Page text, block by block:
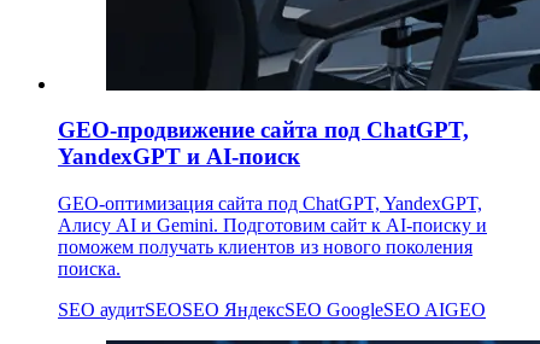
GEO-продвижение сайта под ChatGPT,
YandexGPT и AI-поиск
GEO-оптимизация сайта под ChatGPT, YandexGPT,
Алису AI и Gemini. Подготовим сайт к AI-поиску и
поможем получать клиентов из нового поколения
поиска.
SEO аудитSEOSEO ЯндексSEO GoogleSEO AIGEO